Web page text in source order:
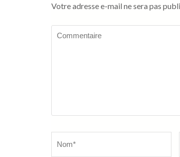
Votre adresse e-mail ne sera pas
Commentaire